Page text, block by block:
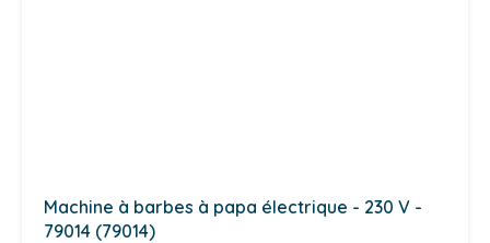
Machine à barbes à papa électrique - 230 V -
79014 (79014)